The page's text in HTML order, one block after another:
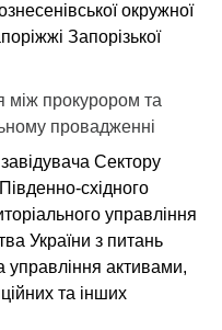
окружної
Запорізької
між прокурором та
провадженні
Сектору
східного
управління
України з питань
управління активами,
та інших